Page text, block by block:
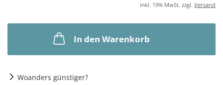
inkl. 19% MwSt. zzgl. Versand
In den Warenkorb
Woanders günstiger?